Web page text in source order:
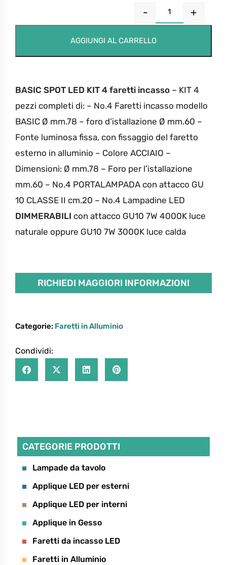
- +
AGGIUNGI AL CARRELLO
BASIC SPOT LED KIT 4 faretti incasso – KIT 4
pezzi completi di: – No.4 Faretti incasso modello
BASIC Ø mm.78 – foro d’istallazione Ø mm.60 –
Fonte luminosa fissa, con fissaggio del faretto
esterno in alluminio – Colore ACCIAIO –
Dimensioni: Ø mm.78 – Foro per l’istallazione
mm.60 – No.4 PORTALAMPADA con attacco GU
10 CLASSE II cm.20 – No.4 Lampadine LED
DIMMERABILI con attacco GU10 7W 4000K luce
naturale oppure GU10 7W 3000K luce calda
RICHIEDI MAGGIORI INFORMAZIONI
Richiedo informazioni sul prodotto:
Categorie: Faretti in Alluminio
Condividi:
CATEGORIE PRODOTTI
Lampade da tavolo
Applique LED per esterni
Applique LED per interni
Applique in Gesso
Faretti da incasso LED
Faretti in Alluminio